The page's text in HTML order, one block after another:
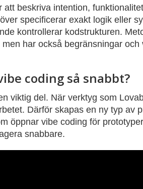
att beskriva intention,
specificerar exakt logik eller
kontrollerar kodstrukturen.
har också begränsningar
coding så snabbt?
viktig del. När verktyg som
Därför skapas en ny typ av
öppnar vibe coding för
snabbare.